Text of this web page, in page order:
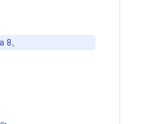
8。